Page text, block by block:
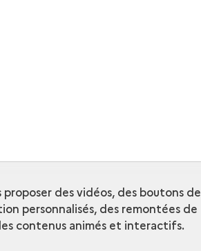
des vidéos, des boutons de
personnalisés, des remontées de
contenus animés et interactifs.